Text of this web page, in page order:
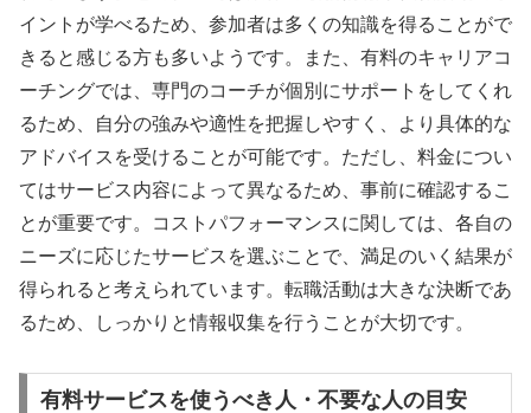
イントが学べるため、参加者は多くの知識を得ることがで
きると感じる方も多いようです。また、有料のキャリアコ
ーチングでは、専門のコーチが個別にサポートをしてくれ
るため、自分の強みや適性を把握しやすく、より具体的な
アドバイスを受けることが可能です。ただし、料金につい
てはサービス内容によって異なるため、事前に確認するこ
とが重要です。コストパフォーマンスに関しては、各自の
ニーズに応じたサービスを選ぶことで、満足のいく結果が
得られると考えられています。転職活動は大きな決断であ
るため、しっかりと情報収集を行うことが大切です。
有料サービスを使うべき人・不要な人の目安